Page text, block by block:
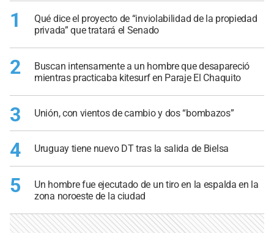
1
Qué dice el proyecto de “inviolabilidad de la propiedad
privada” que tratará el Senado
2
Buscan intensamente a un hombre que desapareció
mientras practicaba kitesurf en Paraje El Chaquito
3 Unión, con vientos de cambio y dos “bombazos”
4 Uruguay tiene nuevo DT tras la salida de Bielsa
5
Un hombre fue ejecutado de un tiro en la espalda en la
zona noroeste de la ciudad